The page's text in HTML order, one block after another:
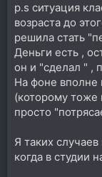
p.s ситуация
возраста до
решила стать
Деньги есть ,
он и "сделал " ,
На фоне вполне
(которому тоже
просто
Я таких
когда в студии